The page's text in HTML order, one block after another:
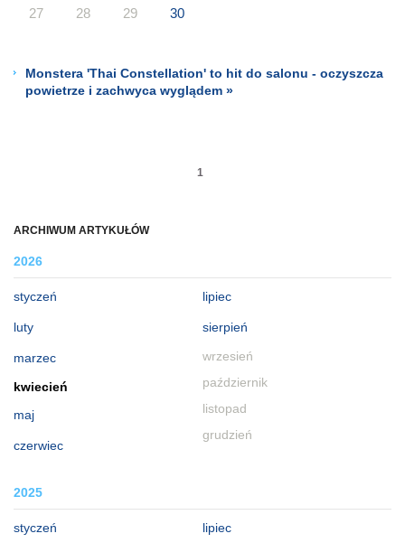
ARCHIWUM ARTYKUŁÓW
2026
styczeń
luty
marzec
kwiecień
maj
czerwiec
lipiec
sierpień
wrzesień
październik
listopad
grudzień
2025
styczeń lipiec
27 28 29 30
Monstera 'Thai Constellation' to hit do salonu - oczyszcza
powietrze i zachwyca wyglądem »
1